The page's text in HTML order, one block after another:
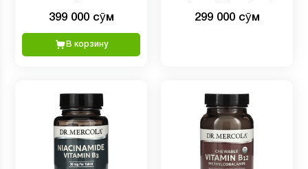
399 000 сӯм
В корзину
299 000 сӯм